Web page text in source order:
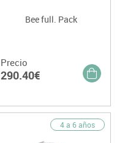
Bee full. Pack
Precio
290.40€
4 a 6 años